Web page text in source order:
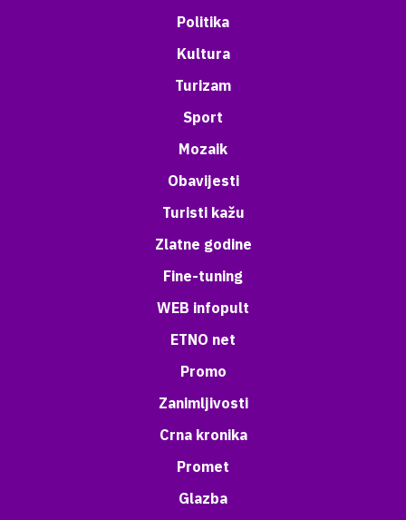
Politika
Kultura
Turizam
Sport
Mozaik
Obavijesti
Turisti kažu
Zlatne godine
Fine-tuning
WEB infopult
ETNO net
Promo
Zanimljivosti
Crna kronika
Promet
Glazba